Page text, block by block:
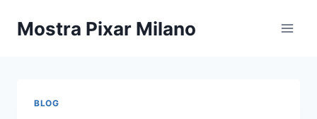
Mostra Pixar Milano
BLOG